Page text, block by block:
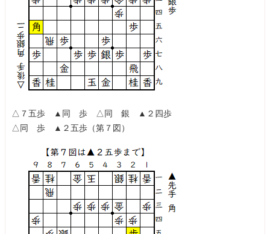
△７五歩 ▲同 歩 △同 銀 ▲２四歩
△同 歩 ▲２五歩（第７図）